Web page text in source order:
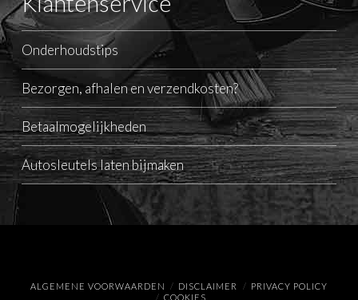
Onderhoudstips
Bezorgen, afhalen en verzendkosten?
Betaalmogelijkheden
Autosleutels laten bijmaken
ALGEMENE VOORWAARDEN DISCLAIMER
PRIVACY POLICY
COOKIES